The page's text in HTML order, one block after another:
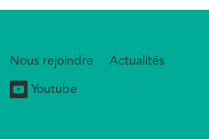
Nous rejoindre
Youtube
Actualités